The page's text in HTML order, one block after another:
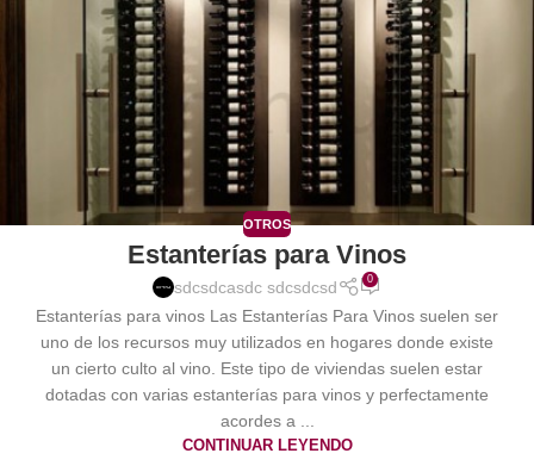
OTROS
Estanterías para Vinos
sdcsdcasdc sdcsdcsd 0
Estanterías para vinos Las Estanterías Para Vinos suelen ser
uno de los recursos muy utilizados en hogares donde existe
un cierto culto al vino. Este tipo de viviendas suelen estar
dotadas con varias estanterías para vinos y perfectamente
acordes a ...
CONTINUAR LEYENDO